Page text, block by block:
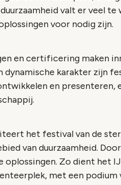
valt er veel te
voor nodig zijn.
en certificering maken
dynamische karakter zijn
en presenteren,
het festival van de
van duurzaamheid.
oplossingen. Zo dient het
met een podium